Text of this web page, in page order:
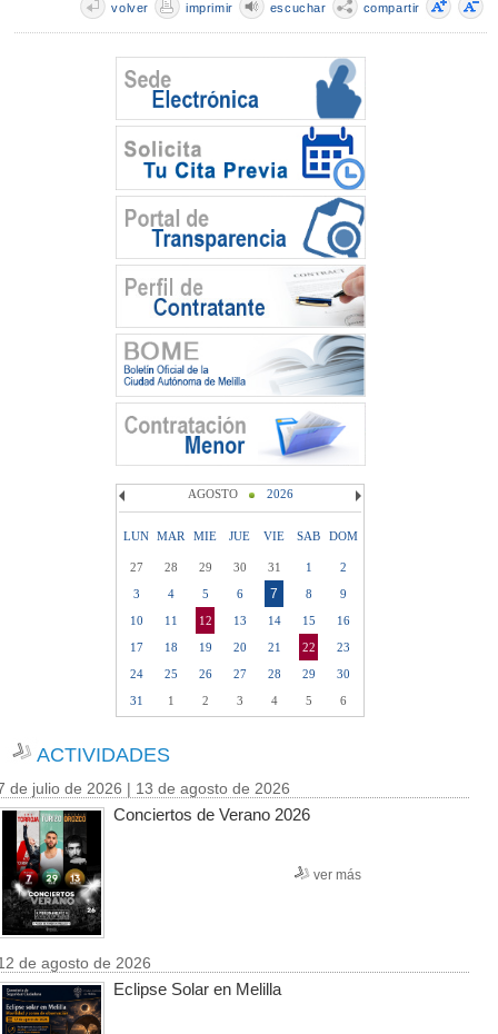
compartir
escuchar
imprimir
volver
AGOSTO 2026
LUN MAR MIE JUE VIE SAB DOM
27 28 29 30 31 1
2
3
4 5 6 7 8
9
10
11 12 13 14 15
16
17
18 19 20 21 22
23
24
25 26 27 28 29
30
31
1 2 3 4 5 6
ACTIVIDADES
de julio de 2026 | 13 de agosto de 2026
Conciertos de Verano 2026
ver más
de agosto de 2026
Eclipse Solar en Melilla